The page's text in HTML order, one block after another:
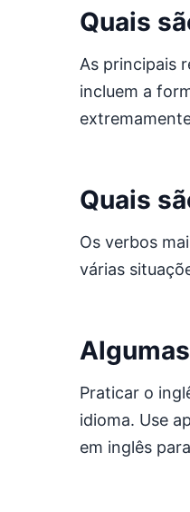
Quais
As principais
incluem a
Quais
Os verbos
várias
Praticar o
idioma. Use
em inglês